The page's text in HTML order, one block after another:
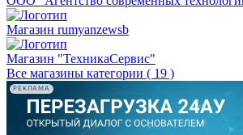
Магазин rumyanzewsb
Магазин "ТехникаСервис"
Все магазины категории ( 19 )
РЕКЛАМА